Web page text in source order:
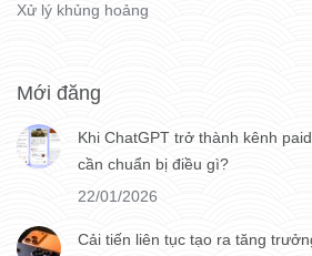
Xử lý khủng hoảng
Mới đăng
Khi ChatGPT trở thành kênh
cần chuẩn bị điều gì?
22/01/2026
Cải tiến liên tục tạo ra tăng